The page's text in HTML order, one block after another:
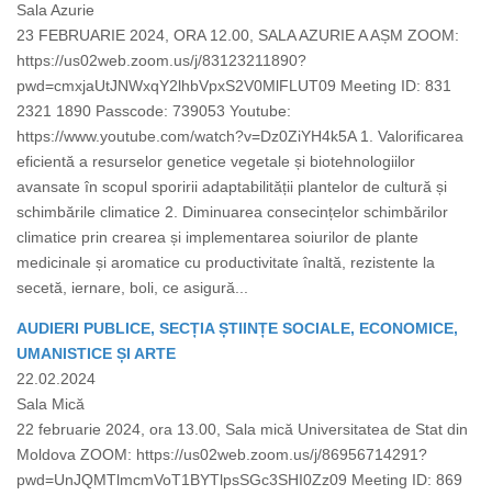
Sala Azurie
23 FEBRUARIE 2024, ORA 12.00, SALA AZURIE A AȘM ZOOM:
https://us02web.zoom.us/j/83123211890?
pwd=cmxjaUtJNWxqY2lhbVpxS2V0MlFLUT09 Meeting ID: 831
2321 1890 Passcode: 739053 Youtube:
https://www.youtube.com/watch?v=Dz0ZiYH4k5A 1. Valorificarea
eficientă a resurselor genetice vegetale și biotehnologiilor
avansate în scopul sporirii adaptabilității plantelor de cultură și
schimbările climatice 2. Diminuarea consecințelor schimbărilor
climatice prin crearea și implementarea soiurilor de plante
medicinale și aromatice cu productivitate înaltă, rezistente la
secetă, iernare, boli, ce asigură...
AUDIERI PUBLICE, SECȚIA ȘTIINȚE SOCIALE, ECONOMICE,
UMANISTICE ȘI ARTE
22.02.2024
Sala Mică
22 februarie 2024, ora 13.00, Sala mică Universitatea de Stat din
Moldova ZOOM: https://us02web.zoom.us/j/86956714291?
pwd=UnJQMTlmcmVoT1BYTlpsSGc3SHI0Zz09 Meeting ID: 869